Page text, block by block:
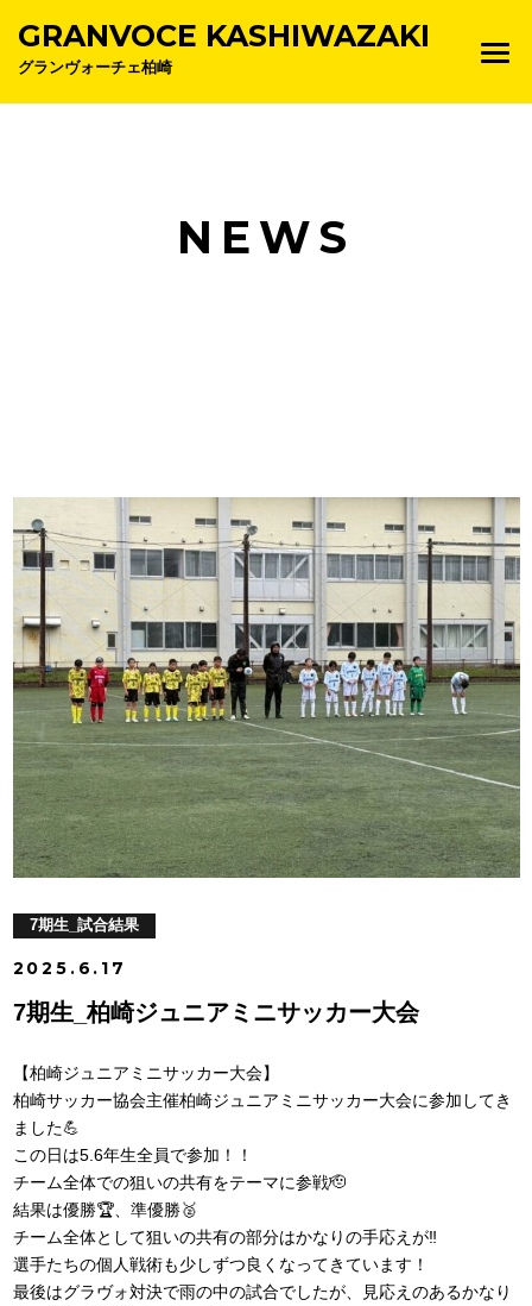
GRANVOCE KASHIWAZAKI
グランヴォーチェ柏崎
NEWS
7期生_試合結果
2025.6.17
7期生_柏崎ジュニアミニサッカー大会
【柏崎ジュニアミニサッカー大会】
柏崎サッカー協会主催柏崎ジュニアミニサッカー大会に参加してき
ました💪
この日は5.6年生全員で参加！！
チーム全体での狙いの共有をテーマに参戦🫡
結果は優勝🏆、準優勝🥈
チーム全体として狙いの共有の部分はかなりの手応えが‼️
選手たちの個人戦術も少しずつ良くなってきています！
最後はグラヴォ対決で雨の中の試合でしたが、見応えのあるかなり